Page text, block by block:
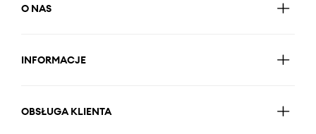
O NAS
INFORMACJE
OBSŁUGA KLIENTA